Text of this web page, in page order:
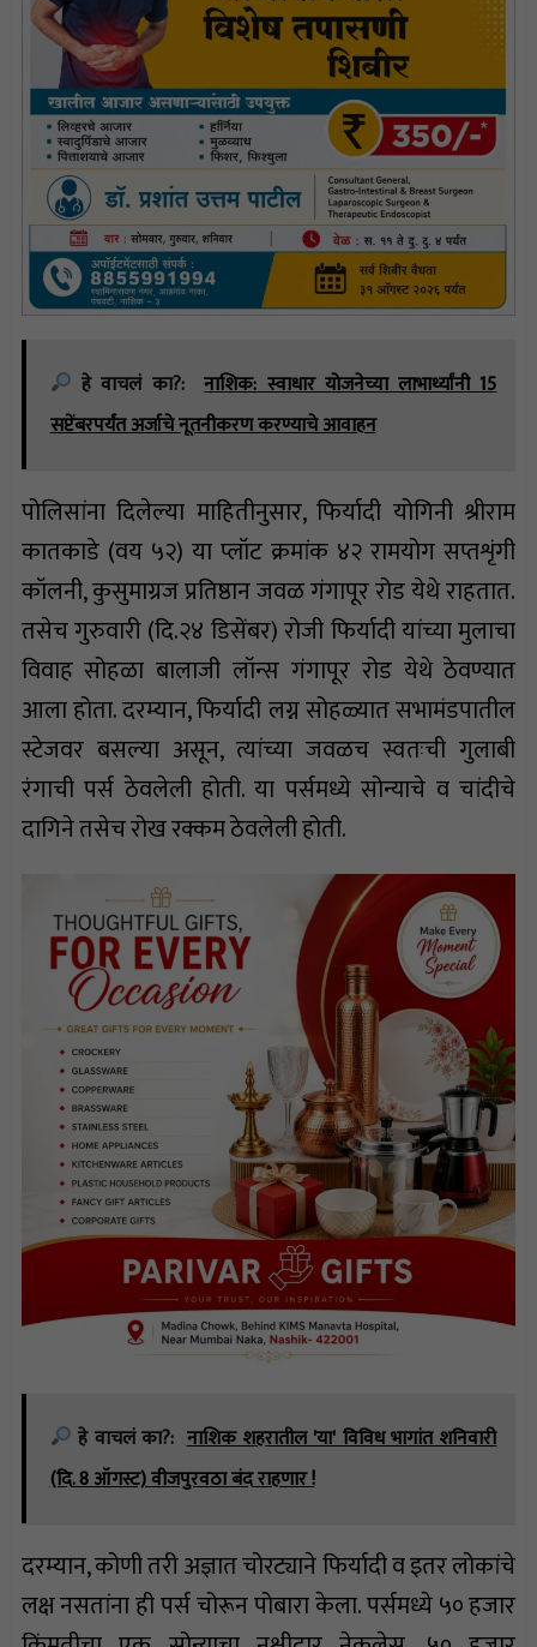
हे वाचलं का?:
नाशिक: स्वाधार योजनेच्या लाभार्थ्यांनी 15
सप्टेंबरपर्यंत अर्जाचे नूतनीकरण करण्याचे आवाहन
पोलिसांना दिलेल्या माहितीनुसार, फिर्यादी योगिनी श्रीराम
कातकाडे (वय ५२) या प्लॉट क्रमांक ४२ रामयोग सप्तशृंगी
कॉलनी, कुसुमाग्रज प्रतिष्ठान जवळ गंगापूर रोड येथे राहतात.
तसेच गुरुवारी (दि.२४ डिसेंबर) रोजी फिर्यादी यांच्या मुलाचा
विवाह सोहळा बालाजी लॉन्स गंगापूर रोड येथे ठेवण्यात
आला होता. दरम्यान, फिर्यादी लग्न सोहळ्यात सभामंडपातील
स्टेजवर बसल्या असून, त्यांच्या जवळच स्वतःची गुलाबी
रंगाची पर्स ठेवलेली होती. या पर्समध्ये सोन्याचे व चांदीचे
दागिने तसेच रोख रक्कम ठेवलेली होती.
हे वाचलं का?: नाशिक शहरातील 'या' विविध भागांत शनिवारी
(दि. 8 ऑगस्ट) वीजपुरवठा बंद राहणार !
दरम्यान, कोणी तरी अज्ञात चोरट्याने फिर्यादी व इतर लोकांचे
लक्ष नसतांना ही पर्स चोरून पोबारा केला. पर्समध्ये ५० हजार